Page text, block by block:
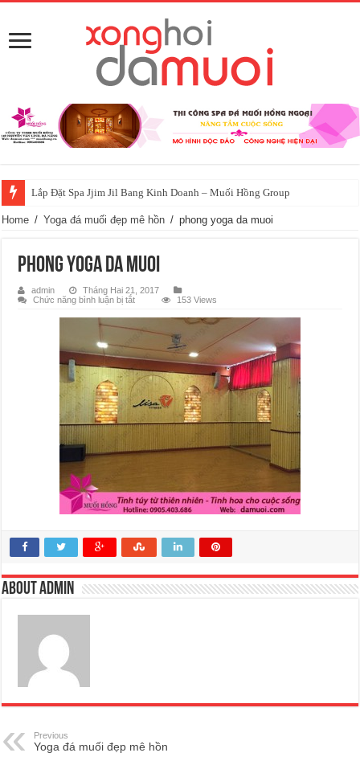
Lắp Đặt Spa Jjim Jil Bang Kinh Doanh – Muối Hồng Group
Home / Yoga đá muối đẹp mê hồn / phong yoga da muoi
phong yoga da muoi
admin
Tháng Hai 21, 2017
Chức năng bình luận bị tắtở
yoga
da
153 Views
About admin
Previous
Yoga đá muối đẹp mê hồn